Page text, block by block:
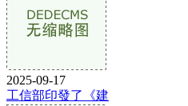
2025-09-17
工信部印發了《建